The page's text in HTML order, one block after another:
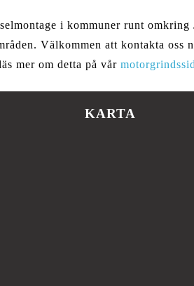
i kommuner runt
Välkommen att kontakta
mer om detta på vår
KARTA